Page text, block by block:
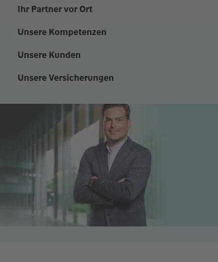
Ihr Partner vor Ort
Unsere Kompetenzen
Unsere Kunden
Unsere Versicherungen